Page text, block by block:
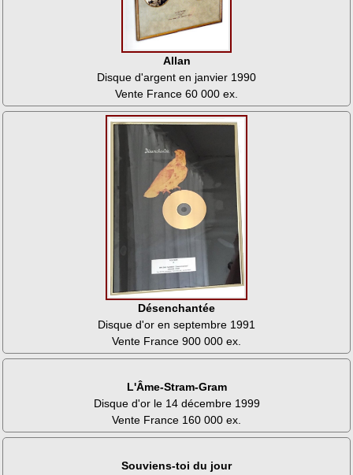
Allan
Disque d'argent en janvier 1990
Vente France 60 000 ex.
Désenchantée
Disque d'or en septembre 1991
Vente France 900 000 ex.
L'Âme-Stram-Gram
Disque d'or le 14 décembre 1999
Vente France 160 000 ex.
Souviens-toi du jour